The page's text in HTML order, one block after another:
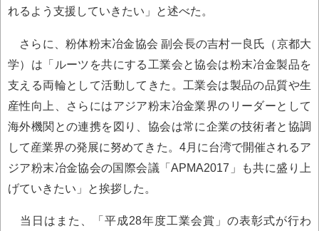
れるよう支援していきたい」と述べた。
さらに、粉体粉末冶金協会 副会長の吉村一良氏（京都大
学）は「ルーツを共にする工業会と協会は粉末冶金製品を
支える両輪として活動してきた。工業会は製品の品質や生
産性向上、さらにはアジア粉末冶金業界のリーダーとして
海外機関との連携を図り、協会は常に企業の技術者と協調
して産業界の発展に努めてきた。4月に台湾で開催されるア
ジア粉末冶金協会の国際会議「APMA2017」も共に盛り上
げていきたい」と挨拶した。
当日はまた、「平成28年度工業会賞」の表彰式が行わ